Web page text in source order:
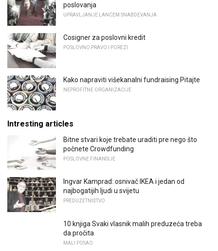
poslovanja
UPRAVLJANJE LANCEM SNABDEVANJA
Cosigner za poslovni kredit
POSLOVNO PRAVO I POREZI
Kako napraviti višekanalni fundraising Pitajte
NEPROFITNE ORGANIZACIJE
Intresting articles
Bitne stvari koje trebate uraditi pre nego što
počnete Crowdfunding
POSLOVNE FINANSIJE
Ingvar Kamprad: osnivač IKEA i jedan od
najbogatijih ljudi u svijetu
PREDUZETNIŠTVO
10 knjiga Svaki vlasnik malih preduzeća treba
da pročita
MALI POSAO